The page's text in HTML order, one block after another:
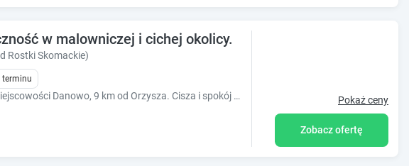
w malowniczej i cichej okolicy.
Rostki Skomackie)
terminu
Dom w niewielkiej miejscowości Danowo, 9 km od Orzysza. Cisza i spokój na łonie natury. Zapraszamy. Pokaż ceny
Zobacz ofertę